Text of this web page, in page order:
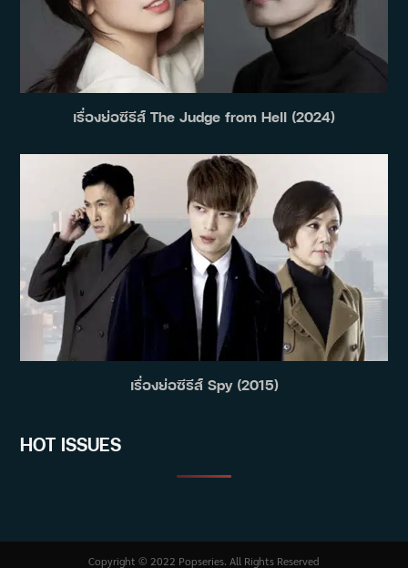
เรื่องย่อซีรีส์ The Judge from Hell (2024)
เรื่องย่อซีรีส์ Spy (2015)
HOT ISSUES
Copyright © 2022 Popseries. All Rights Reserved